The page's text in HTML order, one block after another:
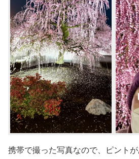
携帯で撮った写真なので、ピント